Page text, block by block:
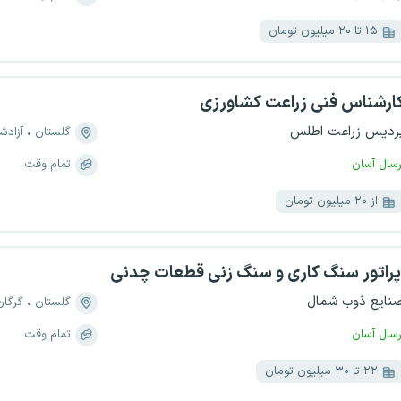
۱۵ تا ۲۰ میلیون تومان
فنی زراعت کشاورزی
زراعت اطلس
آسان
گلستان
تمام وقت
از ۲۰ میلیون تومان
سنگ کاری و سنگ زنی قطعات چدنی
ذوب شمال
آسان
گلستان
تمام وقت
۲۲ تا ۳۰ میلیون تومان